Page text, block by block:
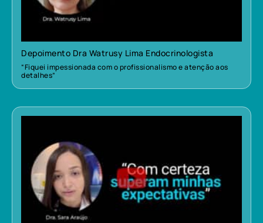
Depoimento Dra Watrusy Lima Endocrinologista
“Fiquei impessionada com o profissionalismo e atenção aos
detalhes”